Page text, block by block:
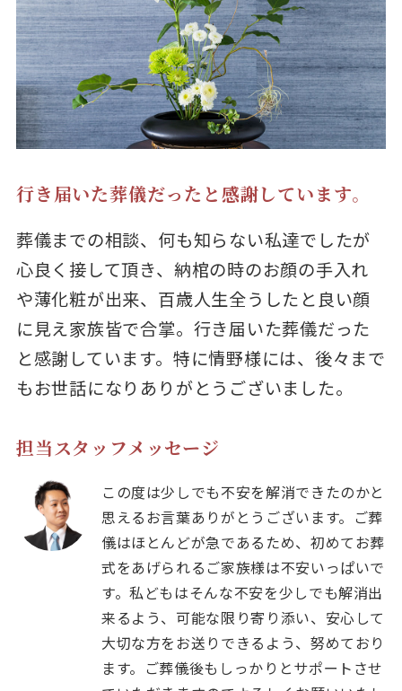
行き届いた葬儀だったと感謝しています。
葬儀までの相談、何も知らない私達でしたが
心良く接して頂き、納棺の時のお顔の手入れ
や薄化粧が出来、百歳人生全うしたと良い顔
に見え家族皆で合掌。行き届いた葬儀だった
と感謝しています。特に情野様には、後々まで
もお世話になりありがとうございました。
担当スタッフメッセージ
この度は少しでも不安を解消できたのかと
思えるお言葉ありがとうございます。ご葬
儀はほとんどが急であるため、初めてお葬
式をあげられるご家族様は不安いっぱいで
す。私どもはそんな不安を少しでも解消出
来るよう、可能な限り寄り添い、安心して
大切な方をお送りできるよう、努めており
ます。ご葬儀後もしっかりとサポートさせ